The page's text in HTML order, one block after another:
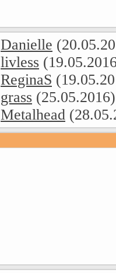
Danielle
livless
ReginaS
grass
Metalhead